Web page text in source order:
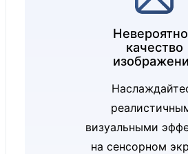
кое
качество
визуальными
на сенсорном